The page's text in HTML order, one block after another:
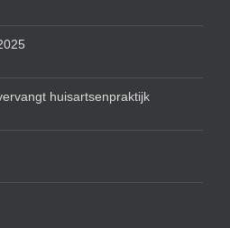
huisartsenpraktijk